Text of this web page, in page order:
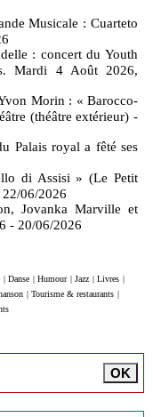
Musicale : Cuarteto
: concert du Youth
Mardi 4 Août 2026,
Morin : « Barocco-
(théâtre extérieur) -
Palais royal a fêté ses
di Assisi » (Le Petit
22/06/2026
Jovanka Marville et
- 20/06/2026
Danse Humour Jazz Livres
Tourisme & restaurants